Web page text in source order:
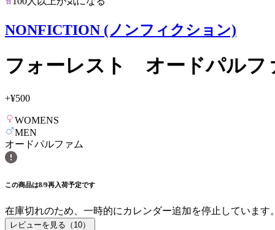
NONFICTION (ノンフィクション)
フォーレスト オードパルフ
+¥500
WOMENS
MEN
オードパルファム
この商品は8/9再入荷予定です
在庫切れのため、一時的にカレンダー追加を停止しています
レビューを見る（ 10）